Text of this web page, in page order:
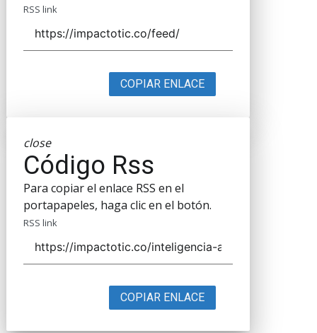
RSS link
COPIAR ENLACE
close
Código Rss
Para copiar el enlace RSS en el
portapapeles, haga clic en el botón.
RSS link
COPIAR ENLACE